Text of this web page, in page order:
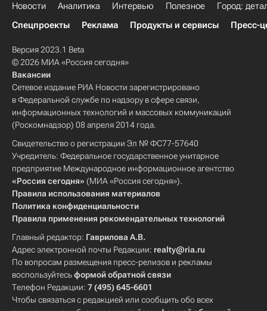
Новости Аналитика Интервью Полезное
Город:
Спецпроекты
Реклама Продукты и сервисы Пресс-
Версия 2023.1 Beta
© 2026 МИА «Россия сегодня»
Вакансии
Сетевое издание РИА Новости зарегистрировано
в Федеральной службе по надзору в сфере связи,
информационных технологий и массовых коммуникаций
(Роскомнадзор) 08 апреля 2014 года.
Свидетельство о регистрации Эл № ФС77-57640
Учредитель: Федеральное государственное унитарное
предприятие Международное информационное агентство
«Россия сегодня» (МИА «Россия сегодня»).
Правила использования материалов
Политика конфиденциальности
Правила применения рекомендательных технологий
Главный редактор: Гаврилова А.В.
Адрес электронной почты Редакции: realty@ria.ru
По вопросам размещения пресс-релизов и рекламы
воспользуйтесьформой обратной связи
Телефон Редакции: 7 (495) 645-6601
Чтобы связаться с редакцией или сообщить обо всех